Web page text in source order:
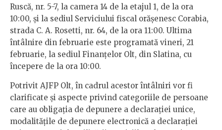
Ruscă, nr. 5-7, la camera 14 de la etajul 1, de la ora
10:00, şi la sediul Serviciului fiscal orăşenesc Corabia,
strada C. A. Rosetti, nr. 64, de la ora 11:00. Ultima
întâlnire din februarie este programată vineri, 21
februarie, la sediul Finanţelor Olt, din Slatina, cu
începere de la ora 10:00.
Potrivit AJFP Olt, în cadrul acestor întâlniri vor fi
clarificate şi aspecte privind categoriile de persoane
care au obligaţia de depunere a declaraţiei unice,
modalităţile de depunere electronică a declaraţiei